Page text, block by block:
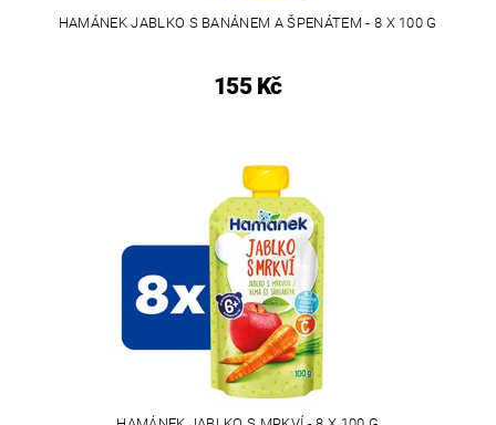
HAMÁNEK JABLKO S BANÁNEM A ŠPENÁTEM - 8 X 100 G
155 Kč